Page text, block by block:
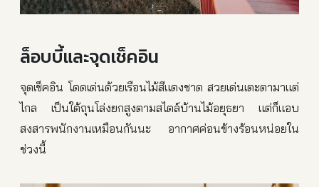
ล็อบบี้และจุดเช็คอิน
จุดเช็คอิน โดดเด่นด้วยเรือนไม้สีแดงชาด สวยเด่นเตะตามาแต่
ไกล เป็นใต้ถุนโล่งยกสูงตามสไตล์บ้านไม้อยุธยา แต่ก็แอบ
สงสารพนักงานเหมือนกันนะ อากาศค่อนข้างร้อนหน่อยใน
ช่วงนี้